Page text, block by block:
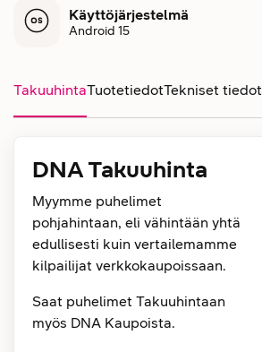
Käyttöjärjestelmä
Android 15
TakuuhintaTuotetiedotTekniset tiedot
DNA Takuuhinta
Myymme puhelimet
pohjahintaan, eli vähintään yhtä
edullisesti kuin vertailemamme
kilpailijat verkkokaupoissaan.
Saat puhelimet Takuuhintaan
myös DNA Kaupoista.